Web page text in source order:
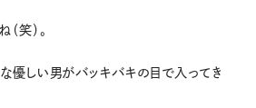
笑）。
優しい男がバッキバキの目で入ってき